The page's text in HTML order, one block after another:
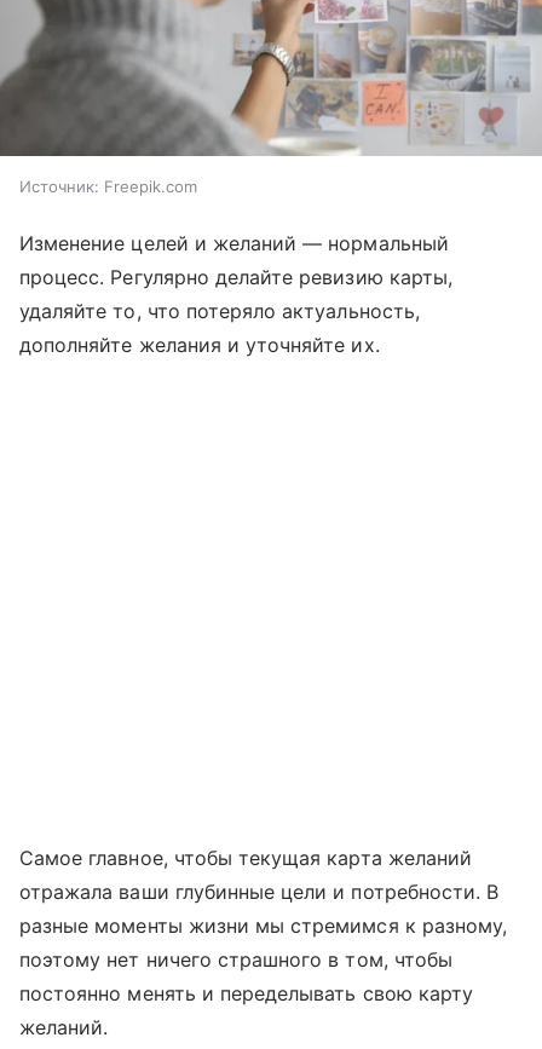
Источник: Freepik.com
Изменение целей и желаний — нормальный
процесс. Регулярно делайте ревизию карты,
удаляйте то, что потеряло актуальность,
дополняйте желания и уточняйте их.
Самое главное, чтобы текущая карта желаний
отражала ваши глубинные цели и потребности. В
разные моменты жизни мы стремимся к разному,
поэтому нет ничего страшного в том, чтобы
постоянно менять и переделывать свою карту
желаний.